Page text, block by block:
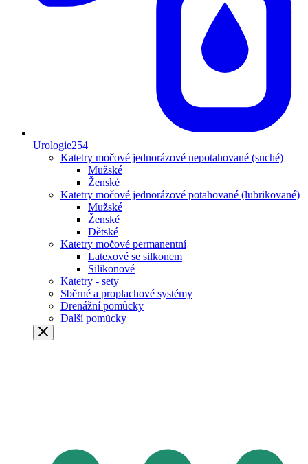
Urologie254
Katetry močové jednorázové nepotahované (suché)
Mužské
Ženské
Katetry močové jednorázové potahované (lubrikované)
Mužské
Ženské
Dětské
Katetry močové permanentní
Latexové se silkonem
Silikonové
Katetry - sety
Sběrné a proplachové systémy
Drenážní pomůcky
Další pomůcky